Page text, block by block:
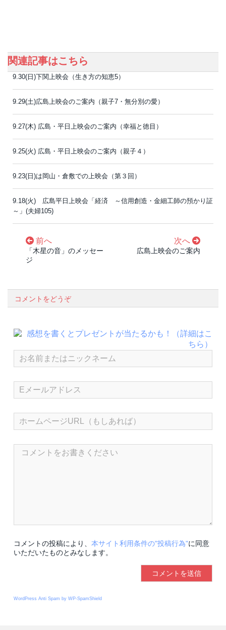
関連記事はこちら
9.30(日)下関上映会（生き方の知恵5）
9.29(土)広島上映会のご案内（親子7・無分別の愛）
9.27(木) 広島・平日上映会のご案内（幸福と徳目）
9.25(火) 広島・平日上映会のご案内（親子４）
9.23(日)は岡山・倉敷での上映会（第３回）
9.18(火) 広島平日上映会「経済 ～信用創造・金細工師の預かり証
～」(夫婦105)
前へ
「木星の音」のメッセー
ジ
次へ
広島上映会のご案内
コメントをどうぞ
コメントの投稿により、 本サイト利用条件の"投稿行為"に同意
いただいたものとみなします。
WordPress Anti Spam by WP-SpamShield